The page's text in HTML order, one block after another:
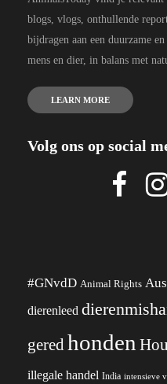
blogs, vlogs, onthullende
bijdragen aan een duurzame
mens en dier, in balans met
LEARN MORE
Volg ons op social
#GNvdD Animal Rights
dierenleed
geredhonden
illegale handel India intensieve